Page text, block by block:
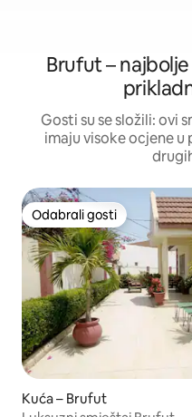
Brufut –
Gosti su se složili: ovi
imaju visoke ocjene
Odabrali gosti
Odabrali gosti
Kuća – Brufut